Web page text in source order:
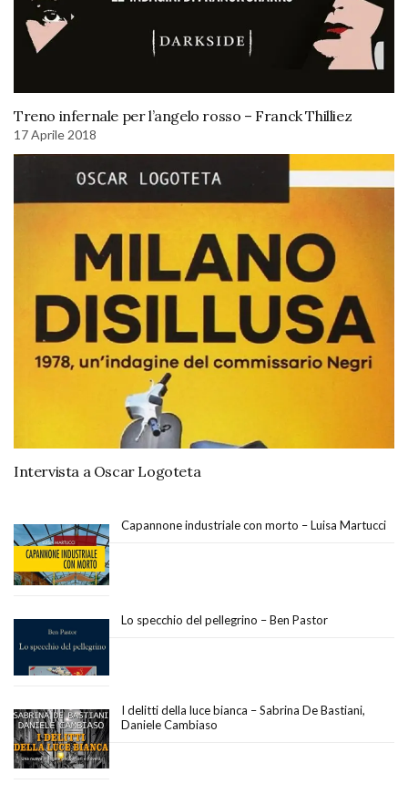
Treno infernale per l’angelo rosso – Franck Thilliez
17 Aprile 2018
Intervista a Oscar Logoteta
Capannone industriale con morto – Luisa Martucci
Lo specchio del pellegrino – Ben Pastor
I delitti della luce bianca – Sabrina De Bastiani,
Daniele Cambiaso